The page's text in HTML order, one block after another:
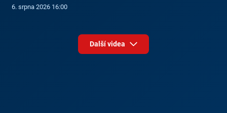
6. srpna 2026 16:00
Další videa